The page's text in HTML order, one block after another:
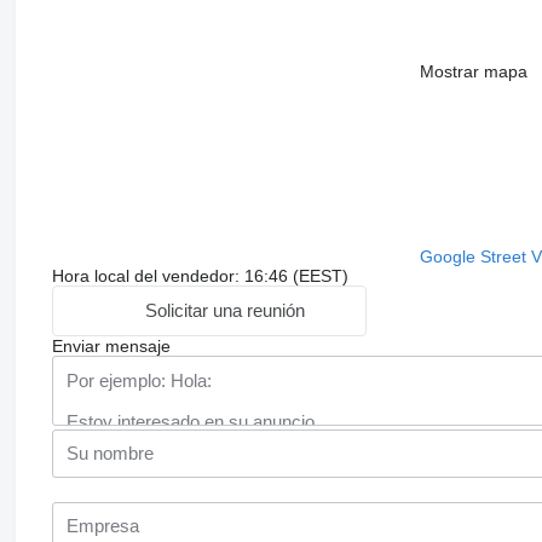
Mostrar mapa
Google Street
Hora local del vendedor: 16:46 (EEST)
Solicitar una reunión
Enviar mensaje